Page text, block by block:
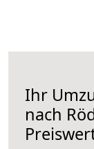
Ihr
nach